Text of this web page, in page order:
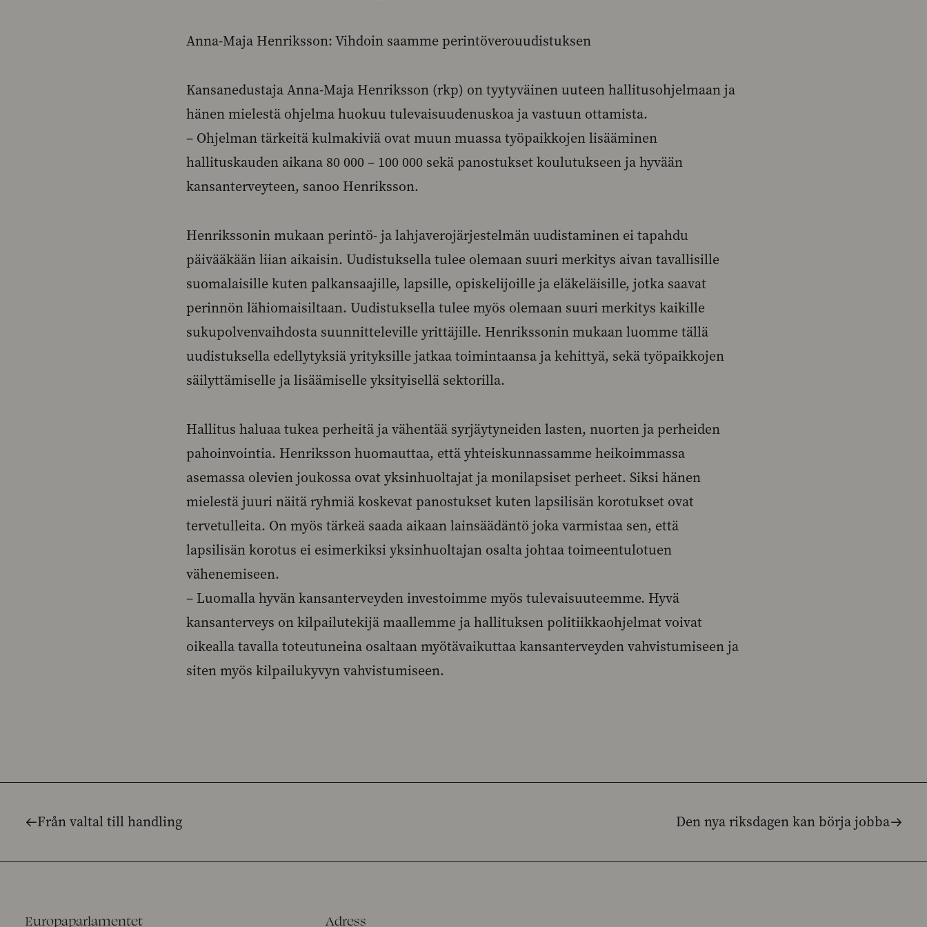
Anna-Maja Henriksson: Vihdoin saamme perintöverouudistuksen
Kansanedustaja Anna-Maja Henriksson (rkp) on tyytyväinen uuteen hallitusohjelmaan ja
hänen mielestä ohjelma huokuu tulevaisuudenuskoa ja vastuun ottamista.
– Ohjelman tärkeitä kulmakiviä ovat muun muassa työpaikkojen lisääminen
hallituskauden aikana 80 000 – 100 000 sekä panostukset koulutukseen ja hyvään
kansanterveyteen, sanoo Henriksson.
Henrikssonin mukaan perintö- ja lahjaverojärjestelmän uudistaminen ei tapahdu
päivääkään liian aikaisin. Uudistuksella tulee olemaan suuri merkitys aivan tavallisille
suomalaisille kuten palkansaajille, lapsille, opiskelijoille ja eläkeläisille, jotka saavat
perinnön lähiomaisiltaan. Uudistuksella tulee myös olemaan suuri merkitys kaikille
sukupolvenvaihdosta suunnitteleville yrittäjille. Henrikssonin mukaan luomme tällä
uudistuksella edellytyksiä yrityksille jatkaa toimintaansa ja kehittyä, sekä työpaikkojen
säilyttämiselle ja lisäämiselle yksityisellä sektorilla.
Hallitus haluaa tukea perheitä ja vähentää syrjäytyneiden lasten, nuorten ja perheiden
pahoinvointia. Henriksson huomauttaa, että yhteiskunnassamme heikoimmassa
asemassa olevien joukossa ovat yksinhuoltajat ja monilapsiset perheet. Siksi hänen
mielestä juuri näitä ryhmiä koskevat panostukset kuten lapsilisän korotukset ovat
tervetulleita. On myös tärkeä saada aikaan lainsäädäntö joka varmistaa sen, että
lapsilisän korotus ei esimerkiksi yksinhuoltajan osalta johtaa toimeentulotuen
vähenemiseen.
– Luomalla hyvän kansanterveyden investoimme myös tulevaisuuteemme. Hyvä
kansanterveys on kilpailutekijä maallemme ja hallituksen politiikkaohjelmat voivat
oikealla tavalla toteutuneina osaltaan myötävaikuttaa kansanterveyden vahvistumiseen ja
siten myös kilpailukyvyn vahvistumiseen.
Från valtal till handling Den nya riksdagen kan börja jobba
Europaparlamentet Adress